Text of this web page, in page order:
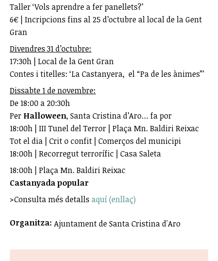
Taller ‘Vols aprendre a fer panellets?’
6€ | Incripcions fins al 25 d’octubre al local de la Gent
Gran
Divendres 31 d’octubre:
17:30h | Local de la Gent Gran
Contes i titelles: ‘La Castanyera, el “Pa de les ànimes”’
Dissabte 1 de novembre:
De 18:00 a 20:30h
Per Halloween, Santa Cristina d’Aro… fa por
18:00h | III Tunel del Terror | Plaça Mn. Baldiri Reixac
Tot el dia | Crit o confit | Comerços del municipi
18:00h | Recorregut terrorífic | Casa Saleta
18:00h | Plaça Mn. Baldiri Reixac
Castanyada popular
>Consulta més detalls aquí (enllaç)
Organitza: Ajuntament de Santa Cristina d'Aro